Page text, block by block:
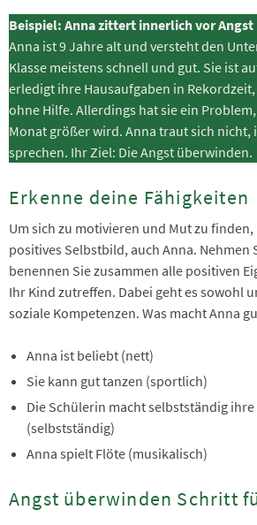
Beispiel: Anna zittert innerlich vor Angst
Anna ist 9 Jahre alt und versteht den
Klasse meistens schnell und gut. Sie ist
erledigt ihre Hausaufgaben in
ohne Hilfe. Allerdings hat sie ein
Monat größer wird. Anna traut sich nicht,
sprechen. Ihr Ziel: Die Angst überwinden.
Erkenne deine Fähigkeiten
Um sich zu motivieren und Mut zu
positives Selbstbild, auch Anna. Nehmen
benennen Sie zusammen alle positiven
Ihr Kind zutreffen. Dabei geht es sowohl
soziale Kompetenzen. Was macht Anna
Anna ist beliebt (nett)
Sie kann gut tanzen (sportlich)
Die Schülerin macht selbstständig
(selbstständig)
Anna spielt Flöte (musikalisch)
Angst überwinden Schritt